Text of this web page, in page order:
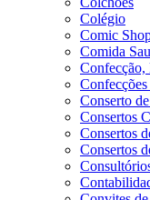
Colégio
Comic
Comida
Confecção,
Conserto
Consertos
Consertos
Consertos